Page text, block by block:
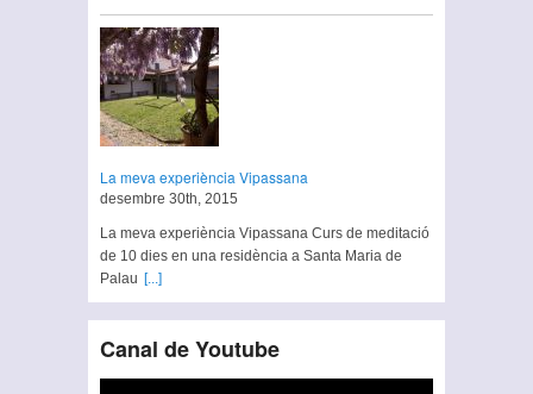
La meva experiència Vipassana
desembre 30th, 2015
La meva experiència Vipassana Curs de meditació
de 10 dies en una residència a Santa Maria de
Palau [...]
Canal de Youtube